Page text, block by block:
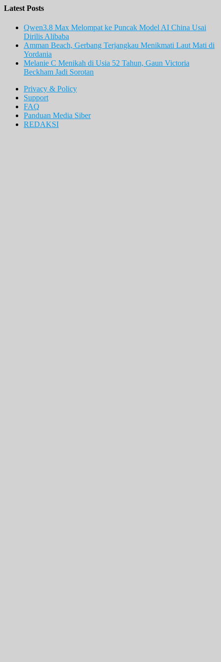
Latest Posts
Qwen3.8 Max Melompat ke Puncak Model AI China Usai
Dirilis Alibaba
Amman Beach, Gerbang Terjangkau Menikmati Laut Mati di
Yordania
Melanie C Menikah di Usia 52 Tahun, Gaun Victoria
Beckham Jadi Sorotan
Privacy & Policy
Support
FAQ
Panduan Media Siber
REDAKSI